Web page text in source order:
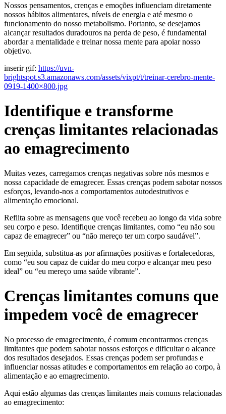
Nossos pensamentos, crenças e emoções influenciam diretamente
nossos hábitos alimentares, níveis de energia e até mesmo o
funcionamento do nosso metabolismo. Portanto, se desejamos
alcançar resultados duradouros na perda de peso, é fundamental
abordar a mentalidade e treinar nossa mente para apoiar nosso
objetivo.
inserir gif: https://uvn-
brightspot.s3.amazonaws.com/assets/vixpt/t/treinar-cerebro-mente-
0919-1400×800.jpg
Identifique e transforme
crenças limitantes relacionadas
ao emagrecimento
Muitas vezes, carregamos crenças negativas sobre nós mesmos e
nossa capacidade de emagrecer. Essas crenças podem sabotar nossos
esforços, levando-nos a comportamentos autodestrutivos e
alimentação emocional.
Reflita sobre as mensagens que você recebeu ao longo da vida sobre
seu corpo e peso. Identifique crenças limitantes, como “eu não sou
capaz de emagrecer” ou “não mereço ter um corpo saudável”.
Em seguida, substitua-as por afirmações positivas e fortalecedoras,
como “eu sou capaz de cuidar do meu corpo e alcançar meu peso
ideal” ou “eu mereço uma saúde vibrante”.
Crenças limitantes comuns que
impedem você de emagrecer
No processo de emagrecimento, é comum encontrarmos crenças
limitantes que podem sabotar nossos esforços e dificultar o alcance
dos resultados desejados. Essas crenças podem ser profundas e
influenciar nossas atitudes e comportamentos em relação ao corpo, à
alimentação e ao emagrecimento.
Aqui estão algumas das crenças limitantes mais comuns relacionadas
ao emagrecimento: